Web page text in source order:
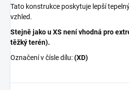
Tato konstrukce poskytuje lepší
vzhled.
Stejně jako u XS není vhodná pro
těžký terén).
Označení v čísle dílu:(XD)